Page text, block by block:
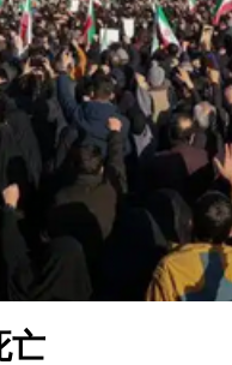
料吸資950億港元
名懷疑非法勞工
亡